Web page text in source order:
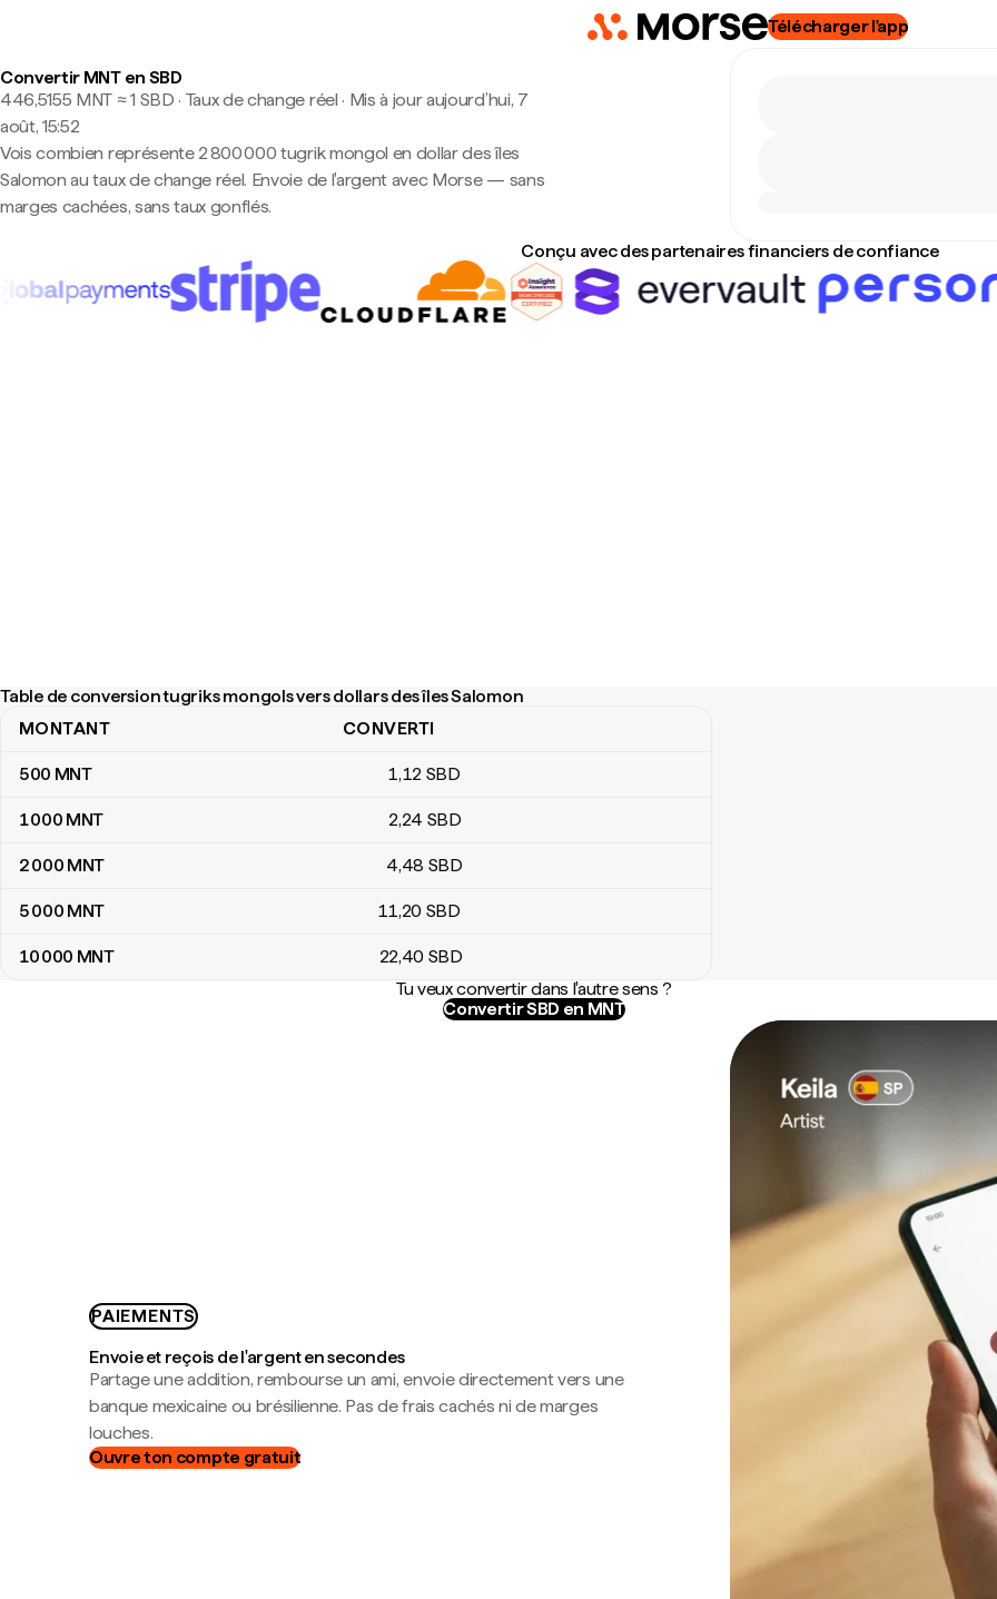
Télécharger l'app
Convertir MNT en SBD
446,5155 MNT ≈ 1 SBD · Taux de change réel · Mis à jour aujourd’hui, 7
août, 15:52
Vois combien représente 2 800 000 tugrik mongol en dollar des îles
Salomon au taux de change réel. Envoie de l'argent avec Morse — sans
marges cachées, sans taux gonflés.
Conçu avec des partenaires financiers de confiance
Table de conversion tugriks mongols vers dollars des îles Salomon
Table de conversion tugriks mongols vers dollars des îles Salomon
MONTANT CONVERTI
500 MNT 1,12 SBD
1 000 MNT 2,24 SBD
2 000 MNT 4,48 SBD
5 000 MNT 11,20 SBD
10 000 MNT 22,40 SBD
Tu veux convertir dans l'autre sens ?
Convertir SBD en MNT
PAIEMENTS
Envoie et reçois de l'argent en secondes
Partage une addition, rembourse un ami, envoie directement vers une
banque mexicaine ou brésilienne. Pas de frais cachés ni de marges
louches.
Ouvre ton compte gratuit